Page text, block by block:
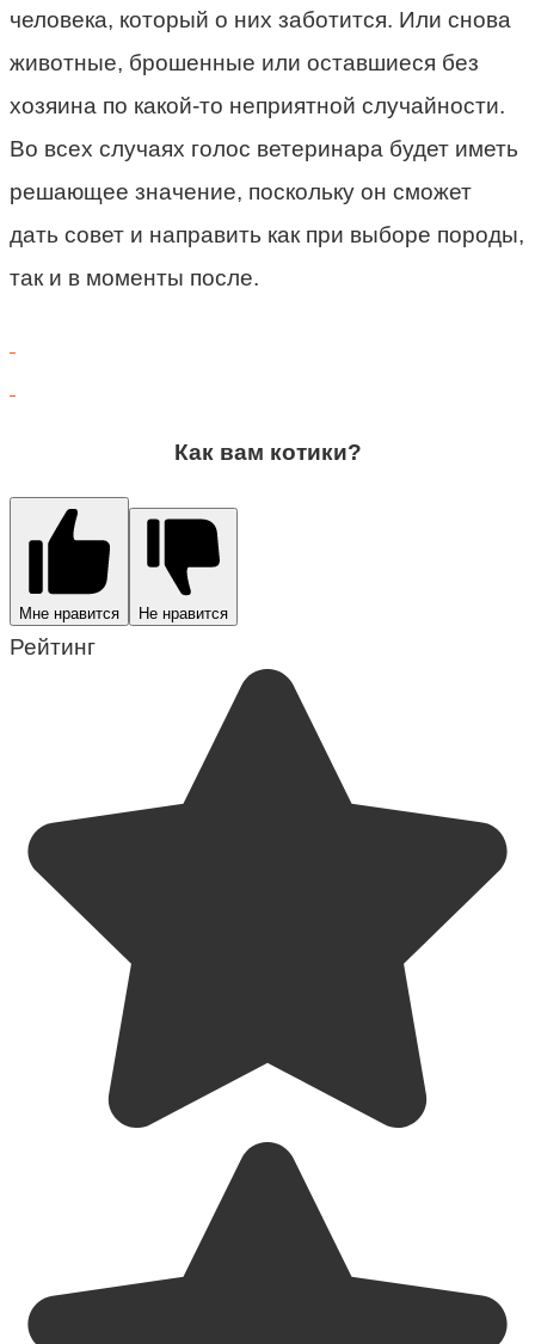
человека, который о них заботится. Или снова
животные, брошенные или оставшиеся без
хозяина по какой-то неприятной случайности.
Во всех случаях голос ветеринара будет иметь
решающее значение, поскольку он сможет
дать совет и направить как при выборе породы,
так и в моменты после.
Как вам котики?
Мне нравится Не нравится
Рейтинг